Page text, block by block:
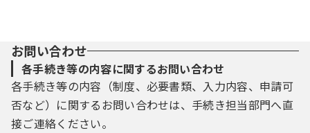
お問い合わせ
各手続き等の内容に関するお問い合わせ
各手続き等の内容（制度、必要書類、入力内容、申請可
否など）に関するお問い合わせは、手続き担当部門へ直
接ご連絡ください。